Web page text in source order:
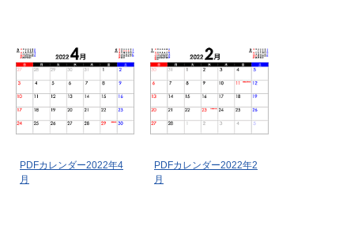
PDFカレンダー2022年4
月
PDFカレンダー2022年2
月